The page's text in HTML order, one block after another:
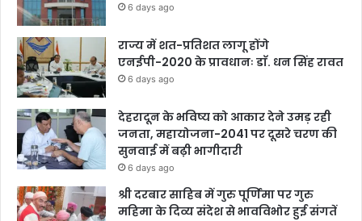
6 days ago
राज्य में शत-प्रतिशत लागू होंगे
एनईपी-2020 के प्रावधानः डाॅ. धन सिंह रावत
6 days ago
देहरादून के भविष्य को आकार देने उमड़ रही
जनता, महायोजना-2041 पर दूसरे चरण की
सुनवाई में बढ़ी भागीदारी
6 days ago
श्री दरबार साहिब में गुरु पूर्णिमा पर गुरु
महिमा के दिव्य संदेश से भावविभोर हुई संगतें